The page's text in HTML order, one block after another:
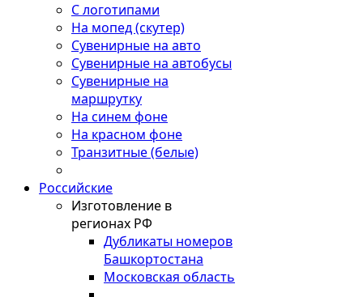
С логотипами
На мопед (скутер)
Сувенирные на авто
Сувенирные на автобусы
Сувенирные на
маршрутку
На синем фоне
На красном фоне
Транзитные (белые)
Российские
Изготовление в
регионах РФ
Дубликаты номеров
Башкортостана
Московская область